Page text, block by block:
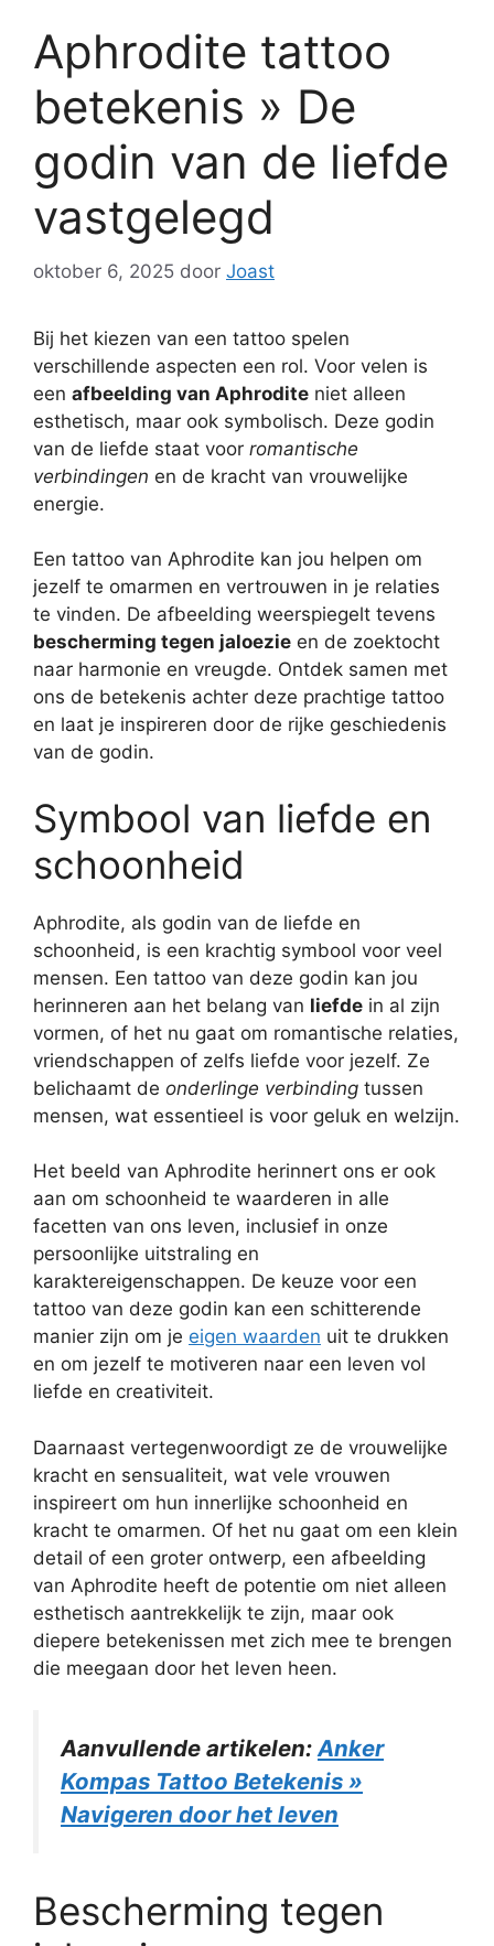
Aphrodite tattoo
betekenis » De
godin van de liefde
vastgelegd
oktober 6, 2025 door Joast
Bij het kiezen van een tattoo spelen
verschillende aspecten een rol. Voor velen is
een afbeelding van Aphrodite niet alleen
esthetisch, maar ook symbolisch. Deze godin
van de liefde staat voor romantische
verbindingen en de kracht van vrouwelijke
energie.
Een tattoo van Aphrodite kan jou helpen om
jezelf te omarmen en vertrouwen in je relaties
te vinden. De afbeelding weerspiegelt tevens
bescherming tegen jaloezie en de zoektocht
naar harmonie en vreugde. Ontdek samen met
ons de betekenis achter deze prachtige tattoo
en laat je inspireren door de rijke geschiedenis
van de godin.
Symbool van liefde en
schoonheid
Aphrodite, als godin van de liefde en
schoonheid, is een krachtig symbool voor veel
mensen. Een tattoo van deze godin kan jou
herinneren aan het belang van liefde in al zijn
vormen, of het nu gaat om romantische relaties,
vriendschappen of zelfs liefde voor jezelf. Ze
belichaamt de onderlinge verbinding tussen
mensen, wat essentieel is voor geluk en welzijn.
Het beeld van Aphrodite herinnert ons er ook
aan om schoonheid te waarderen in alle
facetten van ons leven, inclusief in onze
persoonlijke uitstraling en
karaktereigenschappen. De keuze voor een
tattoo van deze godin kan een schitterende
manier zijn om je eigen waarden uit te drukken
en om jezelf te motiveren naar een leven vol
liefde en creativiteit.
Daarnaast vertegenwoordigt ze de vrouwelijke
kracht en sensualiteit, wat vele vrouwen
inspireert om hun innerlijke schoonheid en
kracht te omarmen. Of het nu gaat om een klein
detail of een groter ontwerp, een afbeelding
van Aphrodite heeft de potentie om niet alleen
esthetisch aantrekkelijk te zijn, maar ook
diepere betekenissen met zich mee te brengen
die meegaan door het leven heen.
Aanvullende artikelen:Anker
Kompas Tattoo Betekenis »
Navigeren door het leven
Bescherming tegen